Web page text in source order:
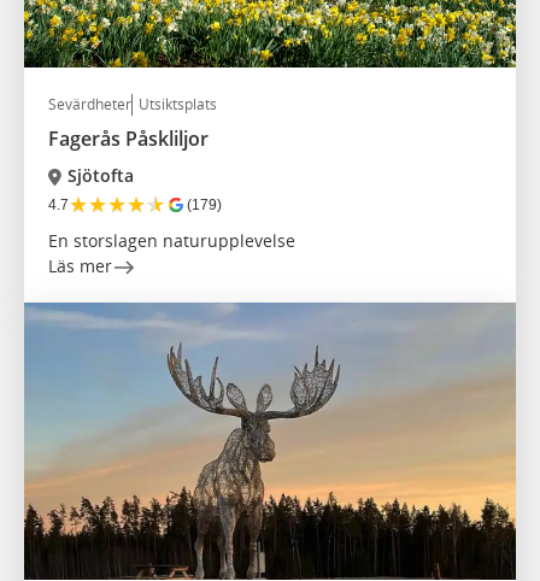
Sevärdheter Utsiktsplats
Fagerås Påskliljor
Sjötofta
4.7★★★★★ (179)
En storslagen naturupplevelse
Läs mer